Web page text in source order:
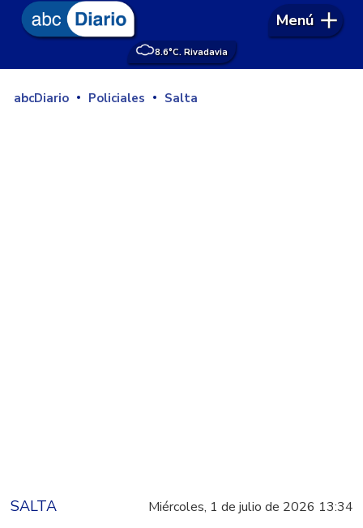
8.6°C. Rivadavia
Menú
abcDiario Policiales Salta
SALTA Miércoles, 1 de julio de 2026 13:34